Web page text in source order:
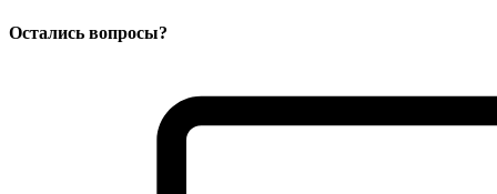
Остались вопросы?